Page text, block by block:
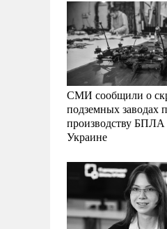
СМИ сообщили о
подземных заводах
производству БПЛА
Украине